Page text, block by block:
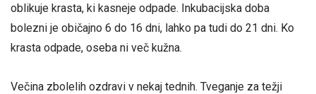
oblikuje krasta, ki kasneje odpade. Inkubacijska doba
bolezni je običajno 6 do 16 dni, lahko pa tudi do 21 dni. Ko
krasta odpade, oseba ni več kužna.
Večina zbolelih ozdravi v nekaj tednih. Tveganje za težji